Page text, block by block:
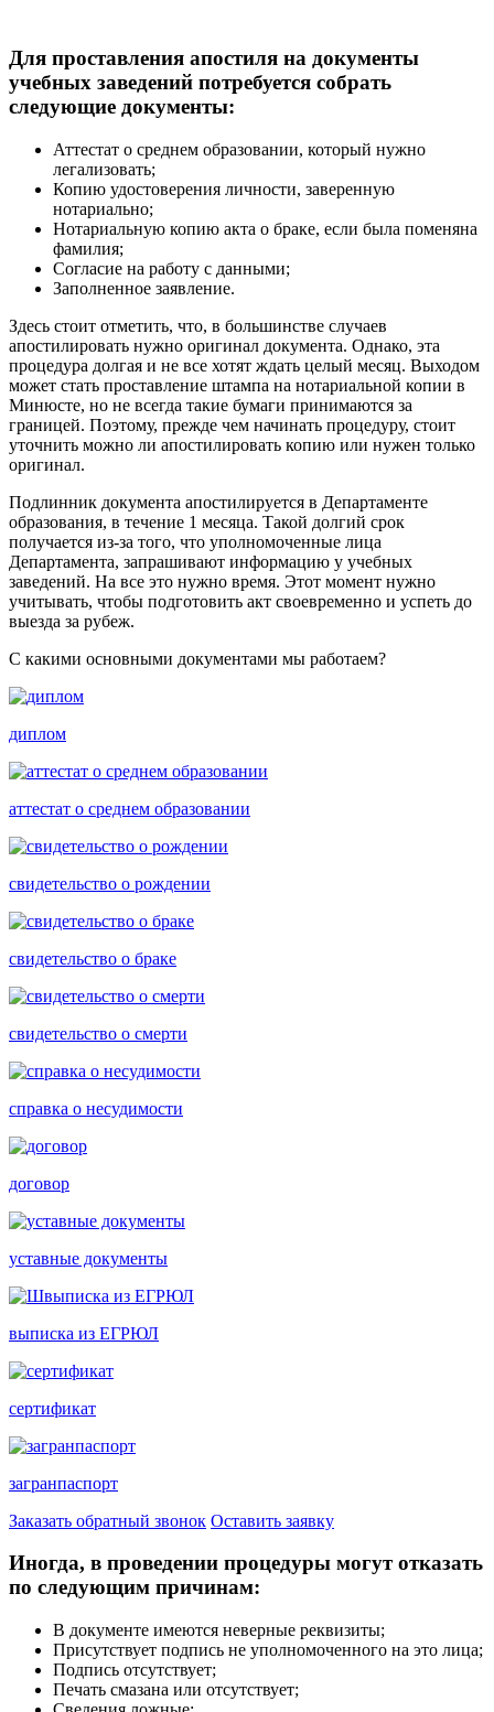
Для проставления апостиля на документы
учебных заведений потребуется собрать
следующие документы:
Аттестат о среднем образовании, который нужно
легализовать;
Копию удостоверения личности, заверенную
нотариально;
Нотариальную копию акта о браке, если была поменяна
фамилия;
Согласие на работу с данными;
Заполненное заявление.
Здесь стоит отметить, что, в большинстве случаев
апостилировать нужно оригинал документа. Однако, эта
процедура долгая и не все хотят ждать целый месяц. Выходом
может стать проставление штампа на нотариальной копии в
Минюсте, но не всегда такие бумаги принимаются за
границей. Поэтому, прежде чем начинать процедуру, стоит
уточнить можно ли апостилировать копию или нужен только
оригинал.
Подлинник документа апостилируется в Департаменте
образования, в течение 1 месяца. Такой долгий срок
получается из-за того, что уполномоченные лица
Департамента, запрашивают информацию у учебных
заведений. На все это нужно время. Этот момент нужно
учитывать, чтобы подготовить акт своевременно и успеть до
выезда за рубеж.
С какими основными документами мы работаем?
диплом
аттестат о среднем образовании
свидетельство о рождении
свидетельство о браке
свидетельство о смерти
справка о несудимости
договор
уставные документы
выписка из ЕГРЮЛ
сертификат
загранпаспорт
Заказать обратный звонок Оставить заявку
Иногда, в проведении процедуры могут отказать
по следующим причинам:
В документе имеются неверные реквизиты;
Присутствует подпись не уполномоченного на это лица;
Подпись отсутствует;
Печать смазана или отсутствует;